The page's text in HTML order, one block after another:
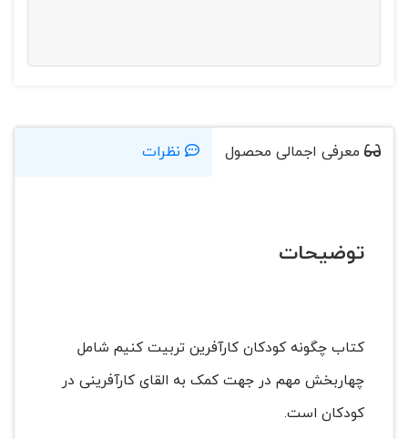
معرفی اجمالی محصول نظرات
توضیحات
کتاب چگونه کودکان کارآفرین تربیت کنیم شامل
چهاربخش مهم در جهت کمک به القای کارآفرینی در
کودکان است.